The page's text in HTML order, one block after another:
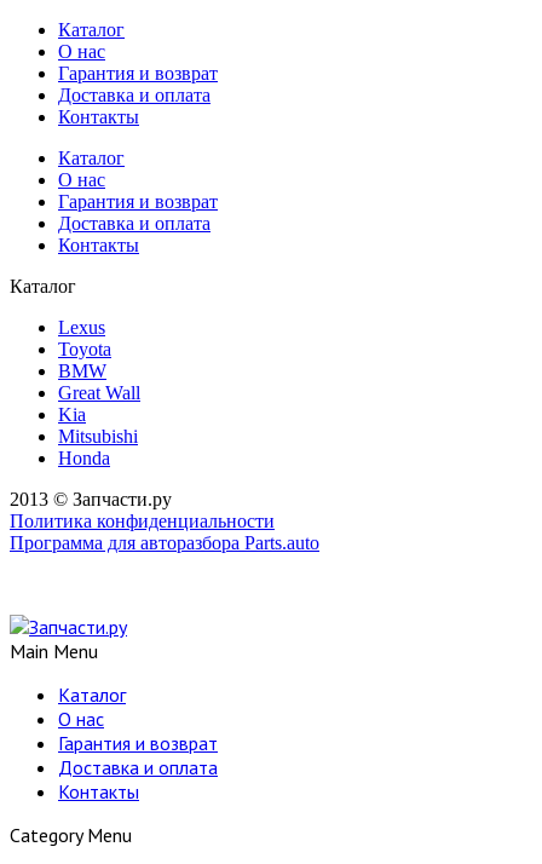
Каталог
О нас
Гарантия и возврат
Доставка и оплата
Контакты
Каталог
О нас
Гарантия и возврат
Доставка и оплата
Контакты
Каталог
Lexus
Toyota
BMW
Great Wall
Kia
Mitsubishi
Honda
2013 © Запчасти.ру
Политика конфиденциальности
Программа для авторазбора Parts.auto
Main Menu
Каталог
О нас
Гарантия и возврат
Доставка и оплата
Контакты
Category Menu